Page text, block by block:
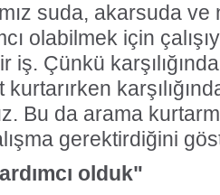
suda, akarsuda ve
olabilmek için
Çünkü karşılığında
Bu da arama
gerektirdiğini
olduk"